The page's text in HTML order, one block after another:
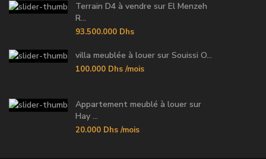
Terrain D4 à vendre sur El Menzeh
R...
93.500.000 Dhs
villa meublée à louer sur Souissi O...
100.000 Dhs /mois
Appartement meublé à louer sur
Hay ...
20.000 Dhs /mois